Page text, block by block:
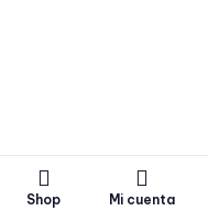
Shop Mi cuenta